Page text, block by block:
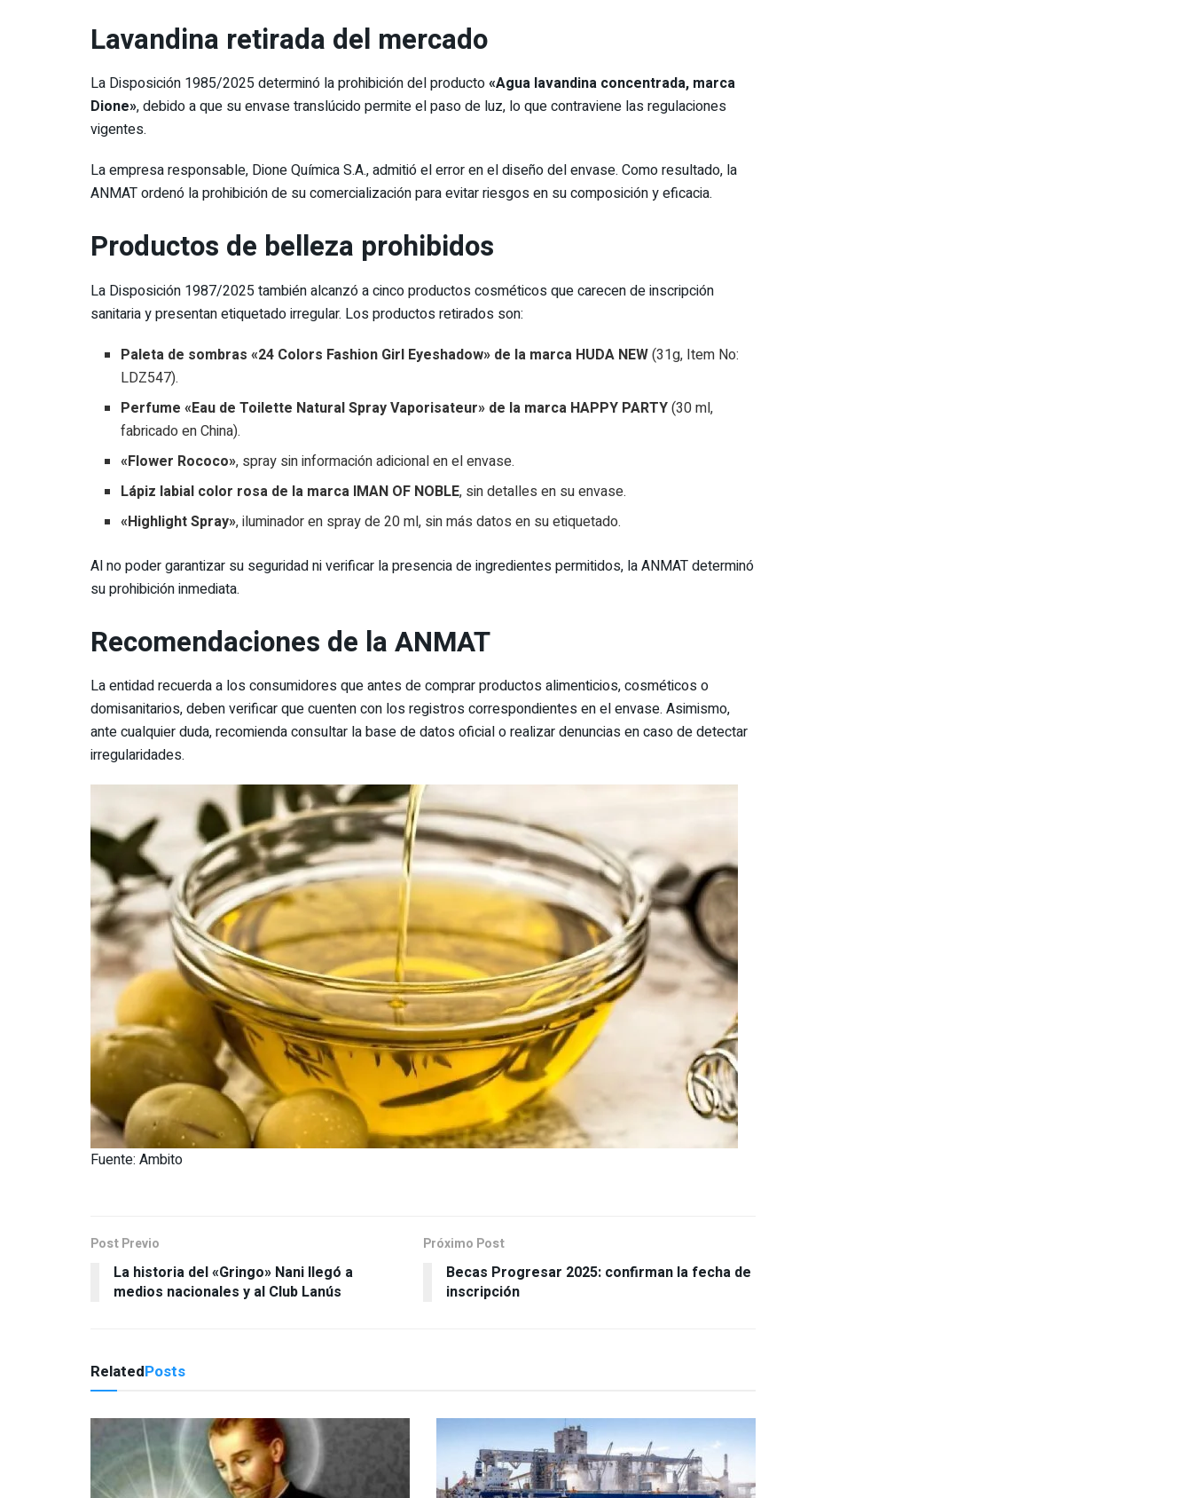
Lavandina retirada del mercado
La Disposición 1985/2025 determinó la prohibición del producto«Agua lavandina concentrada, marca
Dione», debido a que su envase translúcido permite el paso de luz, lo que contraviene las regulaciones
vigentes.
La empresa responsable, Dione Química S.A., admitió el error en el diseño del envase. Como resultado, la
ANMAT ordenó la prohibición de su comercialización para evitar riesgos en su composición y eficacia.
Productos de belleza prohibidos
La Disposición 1987/2025 también alcanzó a cinco productos cosméticos que carecen de inscripción
sanitaria y presentan etiquetado irregular. Los productos retirados son:
Paleta de sombras «24 Colors Fashion Girl Eyeshadow» de la marca HUDA NEW(31g, Item No:
LDZ547).
Perfume «Eau de Toilette Natural Spray Vaporisateur» de la marca HAPPY PARTY(30 ml,
fabricado en China).
«Flower Rococo», spray sin información adicional en el envase.
Lápiz labial color rosa de la marca IMAN OF NOBLE, sin detalles en su envase.
«Highlight Spray», iluminador en spray de 20 ml, sin más datos en su etiquetado.
Al no poder garantizar su seguridad ni verificar la presencia de ingredientes permitidos, la ANMAT determinó
su prohibición inmediata.
Recomendaciones de la ANMAT
La entidad recuerda a los consumidores que antes de comprar productos alimenticios, cosméticos o
domisanitarios, deben verificar que cuenten con los registros correspondientes en el envase. Asimismo,
ante cualquier duda, recomienda consultar la base de datos oficial o realizar denuncias en caso de detectar
irregularidades.
Fuente: Ambito
Post Previo
La historia del «Gringo» Nani llegó a
medios nacionales y al Club Lanús
Próximo Post
Becas Progresar 2025: confirman la fecha de
inscripción
RelatedPosts